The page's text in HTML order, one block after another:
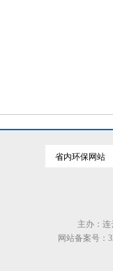
主办：
网站备案号：